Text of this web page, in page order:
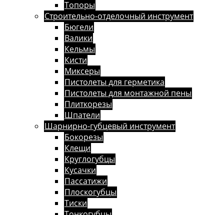
Топоры
Строительно-отделочный инструмент
Бюгели
Валики
Кельмы
Кисти
Миксеры
Пистолеты для герметика
Пистолеты для монтажной пены
Плиткорезы
Шпатели
Шарнирно-губцевый инструмент
Бокорезы
Клещи
Круглогубцы
Кусачки
Пассатижи
Плоскогубцы
Тиски